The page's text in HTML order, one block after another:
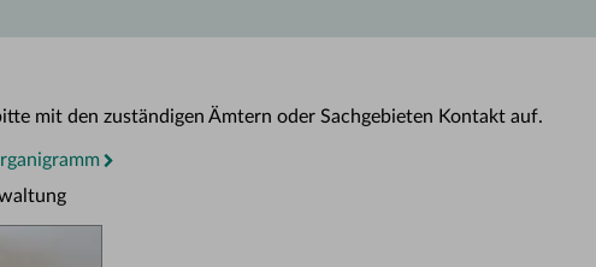
mit den zuständigen Ämtern oder Sachgebieten Kontakt auf.